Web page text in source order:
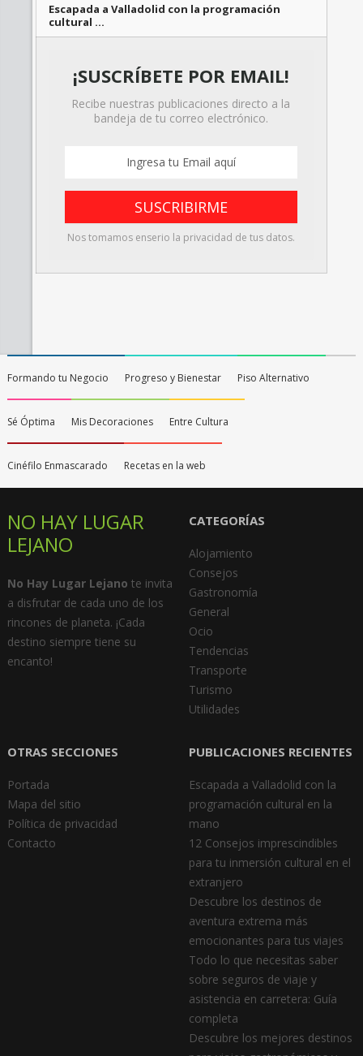
Escapada a Valladolid con la programación
cultural …
¡SUSCRÍBETE POR EMAIL!
Recibe nuestras publicaciones directo a la
bandeja de tu correo electrónico.
Nos tomamos enserio la privacidad de tus datos.
Formando tu Negocio Progreso y Bienestar Piso Alternativo
Sé Óptima Mis Decoraciones Entre Cultura
Cinéfilo Enmascarado Recetas en la web
NO HAY LUGAR
LEJANO
No Hay Lugar Lejano te invita
a disfrutar de cada uno de los
rincones de planeta. ¡Cada
destino siempre tiene su
encanto!
CATEGORÍAS
Alojamiento
Consejos
Gastronomía
General
Ocio
Tendencias
Transporte
Turismo
Utilidades
OTRAS SECCIONES
Portada
Mapa del sitio
Política de privacidad
Contacto
PUBLICACIONES RECIENTES
Escapada a Valladolid con la
programación cultural en la
mano
12 Consejos imprescindibles
para tu inmersión cultural en el
extranjero
Descubre los destinos de
aventura extrema más
emocionantes para tus viajes
Todo lo que necesitas saber
sobre seguros de viaje y
asistencia en carretera: Guía
completa
Descubre los mejores destinos